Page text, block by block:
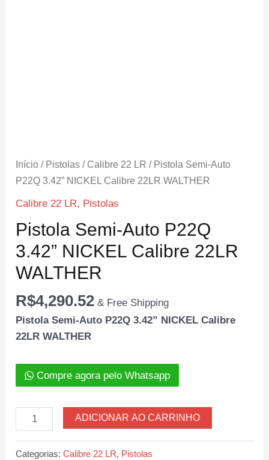
Início / Pistolas / Calibre 22 LR / Pistola Semi-Auto
P22Q 3.42” NICKEL Calibre 22LR WALTHER
Calibre 22 LR, Pistolas
Pistola Semi-Auto P22Q
3.42” NICKEL Calibre 22LR
WALTHER
R$4,290.52 & Free Shipping
Pistola Semi-Auto P22Q 3.42” NICKEL Calibre
22LR WALTHER
Compre agora pelo Whatsapp
Pistola
Semi-
ADICIONAR AO CARRINHO
Categorias:Calibre 22 LR, Pistolas